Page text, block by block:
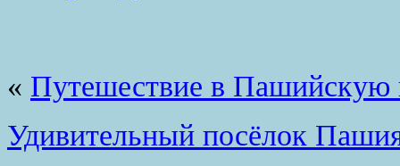
« Путешествие в Пашийскую
Удивительный посёлок